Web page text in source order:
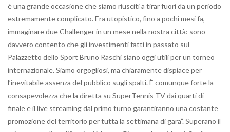
è una grande occasione che siamo riusciti a tirar fuori da un periodo
estremamente complicato. Era utopistico, fino a pochi mesi fa,
immaginare due Challenger in un mese nella nostra città: sono
davvero contento che gli investimenti fatti in passato sul
Palazzetto dello Sport Bruno Raschi siano oggi utili per un torneo
internazionale. Siamo orgogliosi, ma chiaramente dispiace per
l’inevitabile assenza del pubblico sugli spalti. È comunque forte la
consapevolezza che la diretta su SuperTennis TV dai quarti di
finale e il live streaming dal primo turno garantiranno una costante
promozione del territorio per tutta la settimana di gara”. Superano il